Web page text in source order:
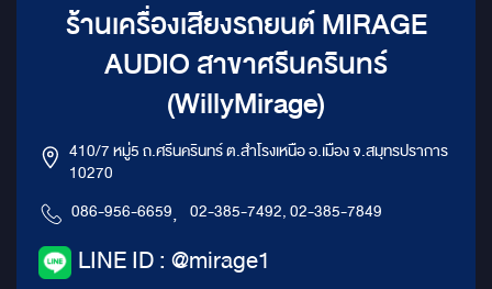
ร้านเครื่องเสียงรถยนต์ MIRAGE
AUDIO สาขาศรีนครินทร์
(WillyMirage)
410/7 หมู่5 ถ.ศรีนครินทร์ ต.สำโรงเหนือ อ.เมือง จ.สมุทรปราการ
10270
086-956-6659, 02-385-7492, 02-385-7849
LINE ID : @mirage1